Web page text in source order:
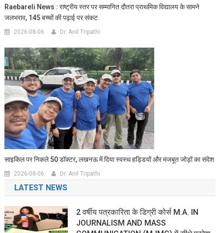
Raebareli News : राष्ट्रीय स्तर पर सम्मानित दौतरा प्राथमिक विद्यालय के सामने
जलभराव, 145 बच्चों की पढ़ाई पर संकट
2026-08-06 Dr. Anil Tripathi
साइकिल पर निकले 50 डॉक्टर, लखनऊ में दिया स्वस्थ हड्डियों और मजबूत जोड़ों का संदेश
2026-08-06 Dr. Anil Tripathi
LATEST NEWS
2 वर्षीय पत्रकारिता के डिग्री कोर्स M.A. IN
JOURNALISM AND MASS